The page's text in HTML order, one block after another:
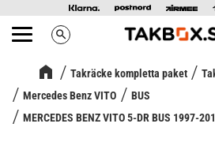
Meny search
Takräcke kompletta paket
Mercedes Benz VITO
BUS
MERCEDES BENZ VITO 5-DR BUS 1997-